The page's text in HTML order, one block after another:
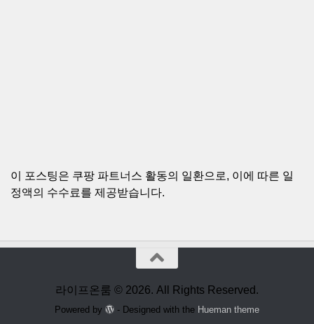
이 포스팅은 쿠팡 파트너스 활동의 일환으로, 이에 따른 일
정액의 수수료를 제공받습니다.
라이프온룸 © 2026. All Rights Reserved.
Powered by - Designed with the Hueman theme